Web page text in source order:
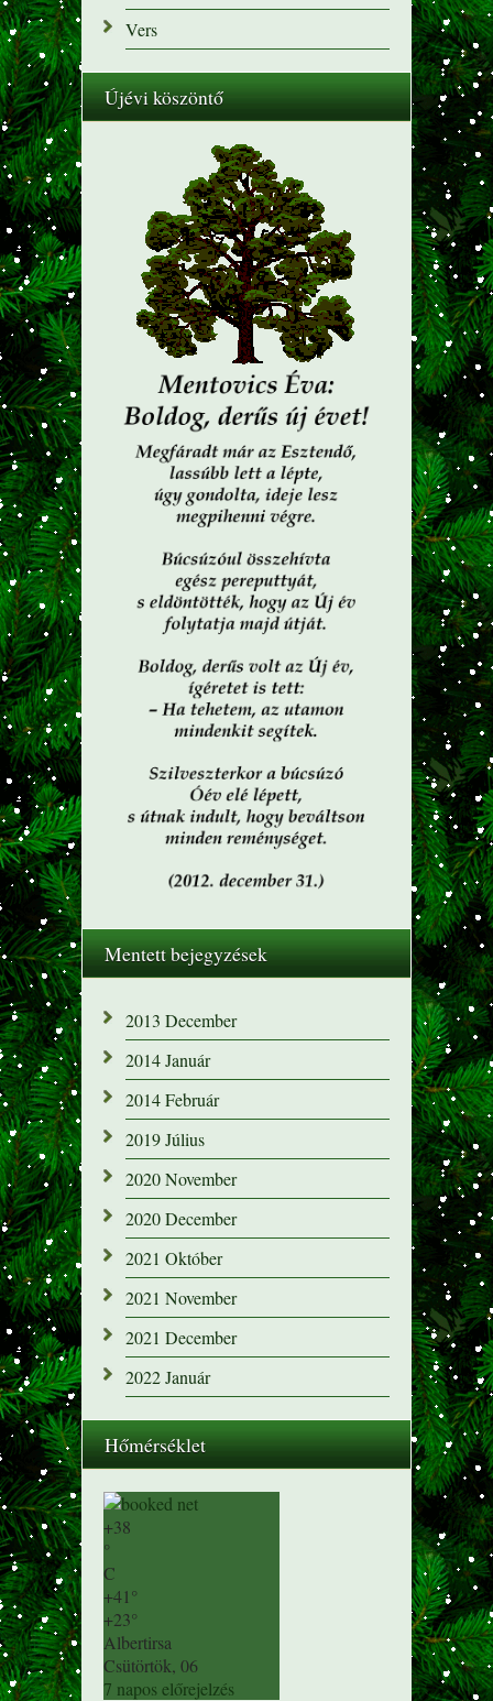
Vers
Újévi köszöntő
Mentett bejegyzések
2013 December
2014 Január
2014 Február
2019 Július
2020 November
2020 December
2021 Október
2021 November
2021 December
2022 Január
Hőmérséklet
+38
°
C
+41°
+23°
Albertirsa
Csütörtök, 06
7 napos előrejelzés